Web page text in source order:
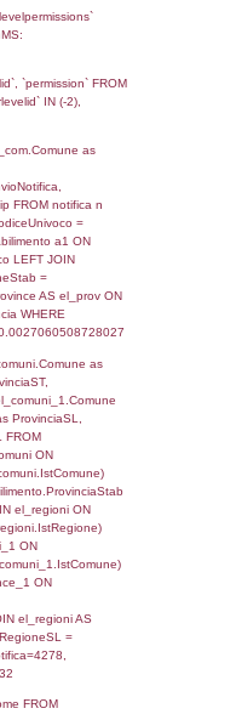
- DESCRIZIONE
RIEPILOGO SOSTANZE
1 DEL DECRETO
2012/18/UE
- INFORMAZIONI
IMPATTO
Indietro
FROM `userlevels`
executionMS:
`userlevelname`